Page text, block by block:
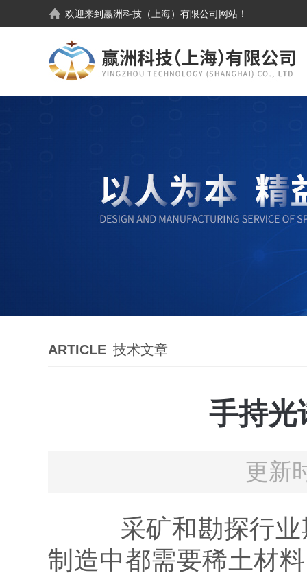
欢迎来到 赢洲科技（上海）有限公司 网站！
ARTICLE 技术文章
手持光
更新
采矿和勘探行业
制造中都需要稀土材